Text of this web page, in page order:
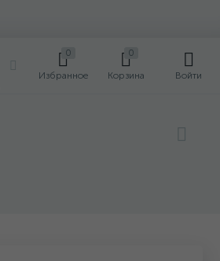
0
Избранное
0
Корзина Войти